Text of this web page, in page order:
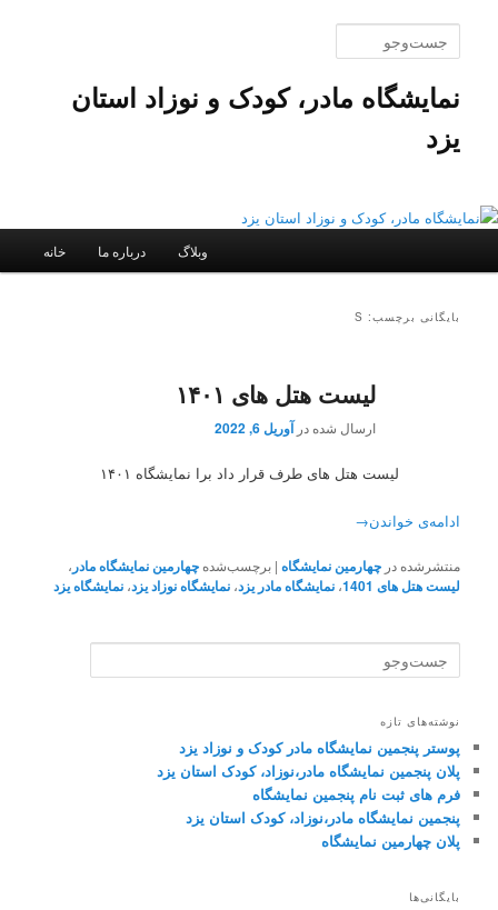
محتوای
محتوای
نمایشگاه مادر، کودک و نوزاد استان
یزد
خانه درباره ما وبلاگ
بایگانی برچسب: S
لیست هتل های ۱۴۰۱
ارسال شده درآوریل 6, 2022
لیست هتل های طرف قرار داد برا نمایشگاه ۱۴۰۱
ادامه‌ی خواندن→
منتشرشده در چهارمین نمایشگاه |برچسب‌شده چهارمین نمایشگاه مادر ،
لیست هتل های 1401 ،نمایشگاه مادر یزد،نمایشگاه نوزاد یزد،نمایشگاه یزد
س
و
و
نوشته‌های تازه
پوستر پنجمین نمایشگاه مادر کودک و نوزاد یزد
پلان پنجمین نمایشگاه مادر،نوزاد، کودک استان یزد
فرم های ثبت نام پنجمین نمایشگاه
پنجمین نمایشگاه مادر،نوزاد، کودک استان یزد
پلان چهارمین نمایشگاه
بایگانی‌ها